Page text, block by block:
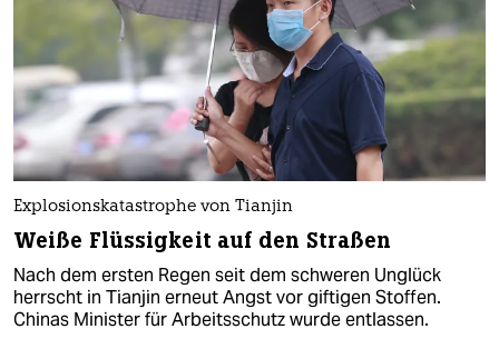
Explosionskatastrophe von Tianjin
Weiße Flüssigkeit auf den Straßen
Nach dem ersten Regen seit dem schweren Unglück
herrscht in Tianjin erneut Angst vor giftigen Stoffen.
Chinas Minister für Arbeitsschutz wurde entlassen.